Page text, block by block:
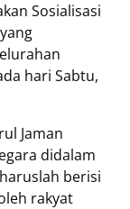
Sosialisasi
hari Sabtu,
Jaman
didalam
berisi
rakyat